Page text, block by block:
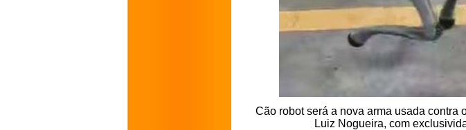
Cão robot será a nova arma usada contra
Luiz Nogueira, com